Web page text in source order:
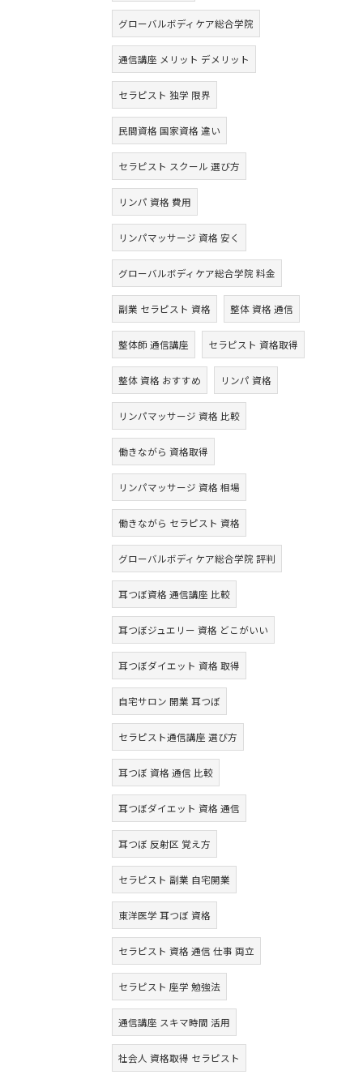
グローバルボディケア総合学院
通信講座 メリット デメリット
セラピスト 独学 限界
民間資格 国家資格 違い
セラピスト スクール 選び方
リンパ 資格 費用
リンパマッサージ 資格 安く
グローバルボディケア総合学院 料金
副業 セラピスト 資格 整体 資格 通信
整体師 通信講座 セラピスト 資格取得
整体 資格 おすすめ リンパ 資格
リンパマッサージ 資格 比較
働きながら 資格取得
リンパマッサージ 資格 相場
働きながら セラピスト 資格
グローバルボディケア総合学院 評判
耳つぼ資格 通信講座 比較
耳つぼジュエリー 資格 どこがいい
耳つぼダイエット 資格 取得
自宅サロン 開業 耳つぼ
セラピスト通信講座 選び方
耳つぼ 資格 通信 比較
耳つぼダイエット 資格 通信
耳つぼ 反射区 覚え方
セラピスト 副業 自宅開業
東洋医学 耳つぼ 資格
セラピスト 資格 通信 仕事 両立
セラピスト 座学 勉強法
通信講座 スキマ時間 活用
社会人 資格取得 セラピスト